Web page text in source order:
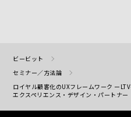
ビービット
セミナー／方法論
ロイヤル顧客化のUXフレームワーク ー
エクスペリエンス・デザイン・パートナー